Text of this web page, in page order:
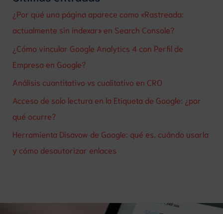
¿Por qué una página aparece como «Rastreada:
actualmente sin indexar» en Search Console?
¿Cómo vincular Google Analytics 4 con Perfil de
Empresa en Google?
Análisis cuantitativo vs cualitativo en CRO
Acceso de solo lectura en la Etiqueta de Google: ¿por
qué ocurre?
Herramienta Disavow de Google: qué es, cuándo usarla
y cómo desautorizar enlaces